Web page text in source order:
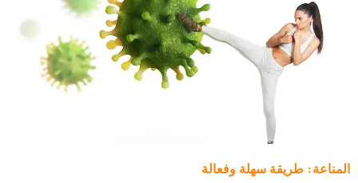
المناعة: طريقة سهلة وفعالة